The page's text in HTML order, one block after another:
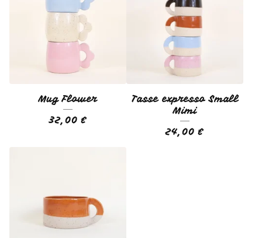
Mug Flower
32,00 €
Tasse expresso Small
Mimi
24,00 €